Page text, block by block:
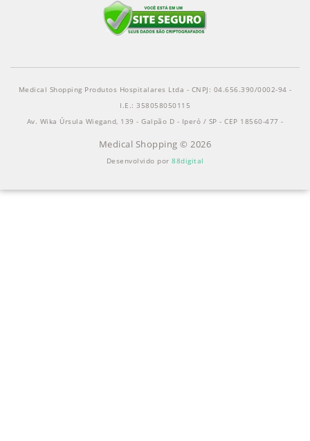
Medical Shopping Produtos Hospitalares Ltda - CNPJ: 04.656.390/0002-94 -
I.E.: 358058050115
Av. Wika Úrsula Wiegand, 139 - Galpão D - Iperó / SP - CEP 18560-477 -
Medical Shopping © 2026
Desenvolvido por 88digital